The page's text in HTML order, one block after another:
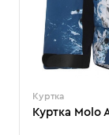
Куртка
Куртка Molo